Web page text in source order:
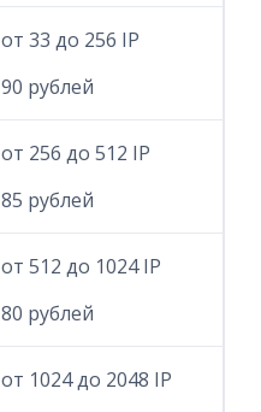
от 33 до 256 IP
90 рублей
от 256 до 512 IP
85 рублей
от 512 до 1024 IP
80 рублей
от 1024 до 2048 IP